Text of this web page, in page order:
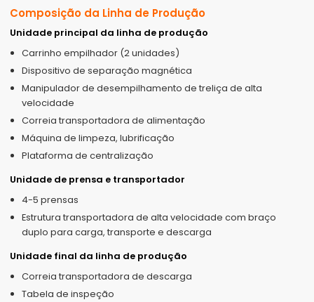
Composição da Linha de Produção
Unidade principal da linha de produção
Carrinho empilhador (2 unidades)
Dispositivo de separação magnética
Manipulador de desempilhamento de treliça de alta
velocidade
Correia transportadora de alimentação
Máquina de limpeza, lubrificação
Plataforma de centralização
Unidade de prensa e transportador
4-5 prensas
Estrutura transportadora de alta velocidade com braço
duplo para carga, transporte e descarga
Unidade final da linha de produção
Correia transportadora de descarga
Tabela de inspeção